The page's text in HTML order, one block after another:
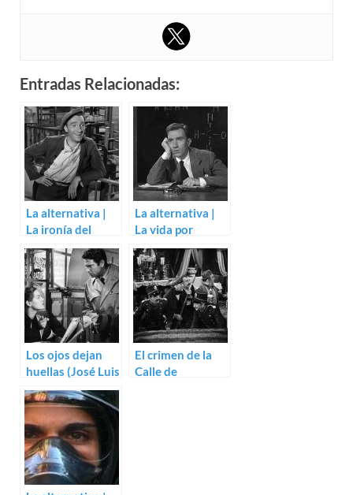
Entradas Relacionadas:
La alternativa |
La ironía del
dinero (Edgar
Neville, Guy
Lefranc)
La alternativa |
La vida por
delante
(Fernando
Fernán Gómez)
Los ojos dejan
huellas (José Luis
Sáenz de
Heredia)
El crimen de la
Calle de